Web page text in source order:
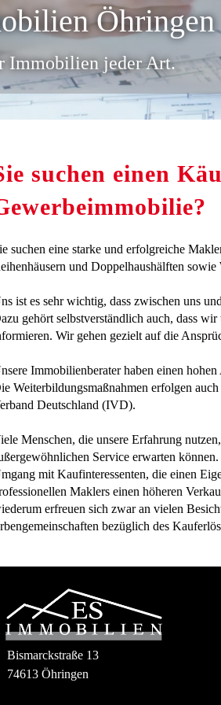
Öhringen
Immobilien jeder Art.
suchen einen
suchen eine starke und erfolgreiche
und Doppelhaushälften sowie
ist es sehr wichtig, dass zwischen uns
gehört selbstverständlich auch, dass
Wir gehen gezielt auf die
Immobilienberater haben einen
Weiterbildungsmaßnahmen erfolgen
Deutschland (IVD).
Menschen, die unsere Erfahrung
Service erwarten
mit Kaufinteressenten, die einen
Maklers einen höheren
erfreuen sich zwar an vielen
bezüglich des
Bismarckstraße 13
74613 Öhringen